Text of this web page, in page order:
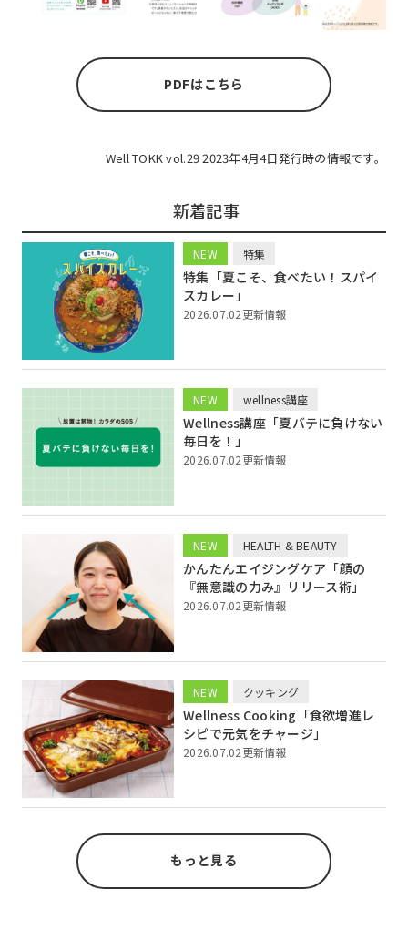
PDFはこちら
Well TOKK vol.29 2023年4月4日発行時の情報です。
新着記事
NEW 特集
特集「夏こそ、食べたい！スパイ
スカレー」
2026.07.02更新情報
NEW wellness講座
Wellness講座「夏バテに負けない
毎日を！」
2026.07.02更新情報
NEW HEALTH & BEAUTY
かんたんエイジングケア「顔の
『無意識の力み』リリース術」
2026.07.02更新情報
NEW クッキング
Wellness Cooking「食欲増進レ
シピで元気をチャージ」
2026.07.02更新情報
もっと見る